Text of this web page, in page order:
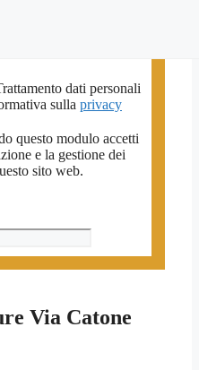
dati personali
sulla privacy
questo modulo accetti
e la gestione dei
sito web.
Via Catone